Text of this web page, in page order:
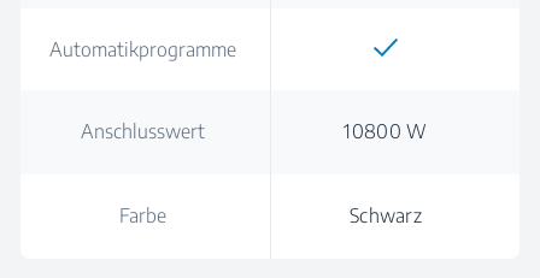
Automatikprogramme
Anschlusswert 10800 W
Farbe Schwarz